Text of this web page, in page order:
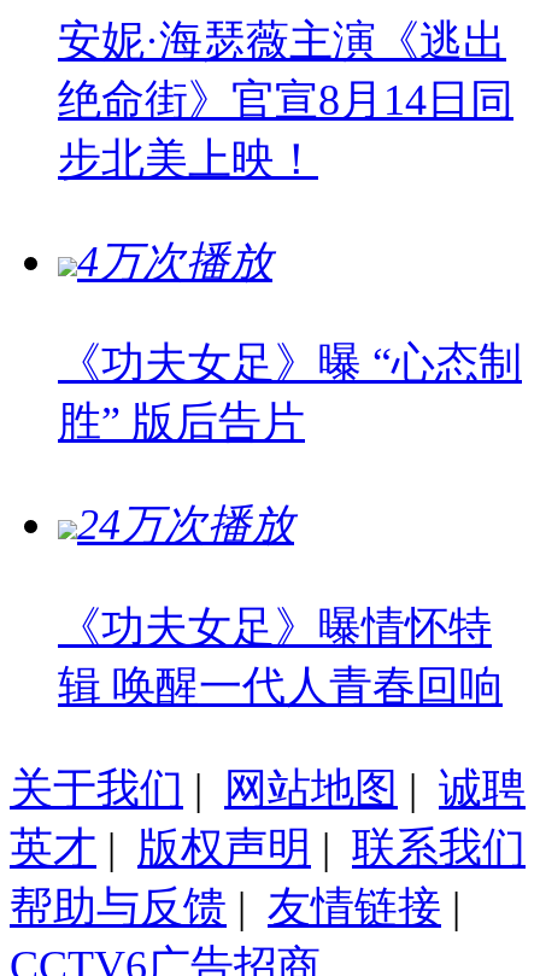
安妮·海瑟薇主演《逃出
绝命街》官宣8月14日同
步北美上映！
4万次播放
《功夫女足》曝 “心态制
胜” 版后告片
24万次播放
《功夫女足》曝情怀特
辑 唤醒一代人青春回响
关于我们 | 网站地图 | 诚聘
英才 | 版权声明 | 联系我们
帮助与反馈 | 友情链接 |
CCTV6广告招商